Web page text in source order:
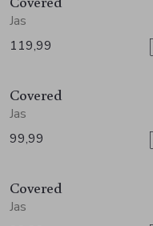
Schoenen
Shirts en tops
Truien en vesten
T-shirts en polos
Truien en vesten
Sokken
Tassen
Jas
119,99
Covered
Jas
99,99
Covered
Jas